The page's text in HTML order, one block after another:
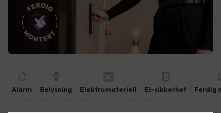
Alarm Belysning Elektromateriell El-sikkerhet Ferdig